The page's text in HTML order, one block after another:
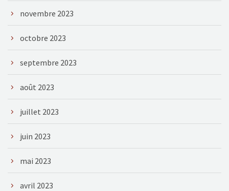
novembre 2023
octobre 2023
septembre 2023
août 2023
juillet 2023
juin 2023
mai 2023
avril 2023